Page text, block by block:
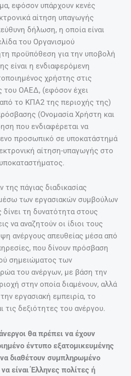
εφόσον υπάρχουν κενές
αίτηση υπαγωγής
δήλωση, η οποία είναι
του Οργανισμού
προϋπόθεση για την υποβολή
είναι η ενδιαφερόμενη
χρήστης στις
του ΟΑΕΔ, (εφόσον έχει
το ΚΠΑ2 της περιοχής της)
(Ονομασία Χρήστη και
που ενδιαφέρεται να
προσωπικό σε υποκατάστημά
αίτηση-υπαγωγής στο
της πάγιας διαδικασίας
των εργασιακών συμβούλων
τη δυνατότητα στους
να αναζητούν οι ίδιοι τους
ανέργους απευθείας μέσα από
που δίνουν πρόσβαση
σημειώματος των
του ανέργων, µε βάση την
στην οποία διαμένουν, αλλά
εργασιακή εμπειρία, το
τις δεξιότητες του ανέργου.
θα πρέπει να έχουν
έντυπο εξατομικευμένης
διαθέτουν συμπληρωμένο
είναι Έλληνες πολίτες ή